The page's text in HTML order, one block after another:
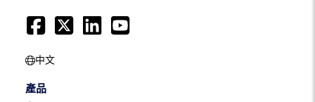
中文
產品